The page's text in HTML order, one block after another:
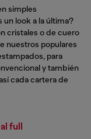
simples
un look a la última?
cristales o de cuero
nuestros populares
para
y también
cada cartera de
full